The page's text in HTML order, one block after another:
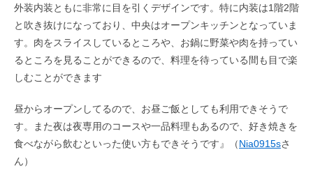
外装内装ともに非常に目を引くデザインです。特に内装は1階2階
と吹き抜けになっており、中央はオープンキッチンとなっていま
す。肉をスライスしているところや、お鍋に野菜や肉を持ってい
るところを見ることができるので、料理を待っている間も目で楽
しむことができます
昼からオープンしてるので、お昼ご飯としても利用できそうで
す。また夜は夜専用のコースや一品料理もあるので、好き焼きを
食べながら飲むといった使い方もできそうです』（Nia0915sさ
ん）